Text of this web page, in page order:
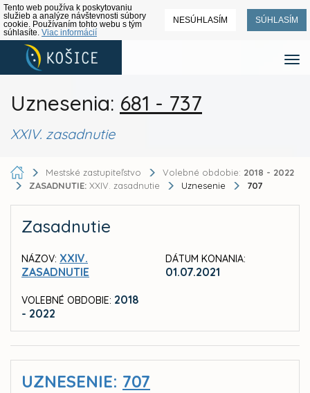
Tento web používa k poskytovaniu
služieb a analýze návštevnosti súbory
cookie. Používaním tohto webu s tým
súhlasíte. Viac informácií
NESÚHLASÍM SÚHLASÍM
Uznesenia: 681 - 737
XXIV. zasadnutie
Mestské zastupiteľstvo Volebné obdobie: 2018 - 2022
ZASADNUTIE: XXIV. zasadnutie Uznesenie 707
Zasadnutie
NÁZOV: XXIV.
ZASADNUTIE
VOLEBNÉ OBDOBIE: 2018
- 2022
DÁTUM KONANIA:
01.07.2021
UZNESENIE: 707